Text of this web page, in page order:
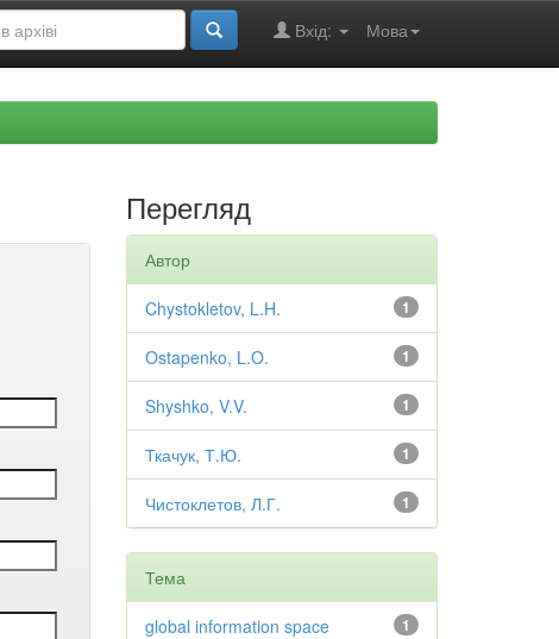
Мова
Вхід:
Перегляд
Автор
1
Chystokletov, L.H.
1
Ostapenko, L.O.
1
Shyshko, V.V.
1
Ткачук, Т.Ю.
1
Чистоклетов, Л.Г.
Тема
1
global information space